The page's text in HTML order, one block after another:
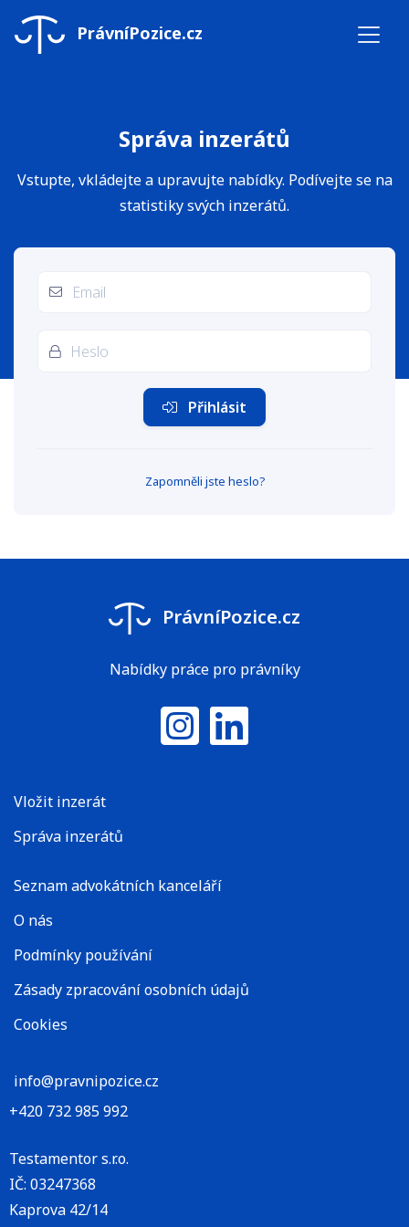
PrávníPozice.cz
Správa inzerátů
Vstupte, vkládejte a upravujte nabídky. Podívejte se na
statistiky svých inzerátů.
Přihlásit
Zapomněli jste heslo?
PrávníPozice.cz
Nabídky práce pro právníky
InstagramLinkedIn
Vložit inzerát
Správa inzerátů
Seznam advokátních kanceláří
O nás
Podmínky používání
Zásady zpracování osobních údajů
Cookies
info@pravnipozice.cz
+420 732 985 992
Testamentor s.r.o.
IČ: 03247368
Kaprova 42/14